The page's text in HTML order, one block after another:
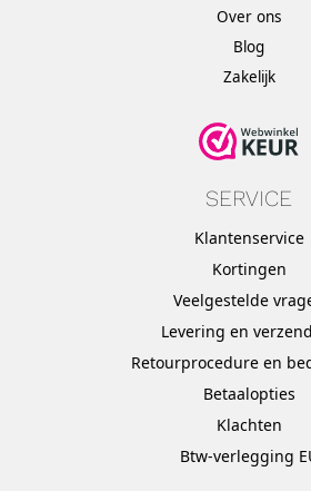
Over ons
Blog
Zakelijk
SERVICE
Klantenservice
Kortingen
Veelgestelde
Levering en
Retourprocedure en
Betaalopties
Klachten
Btw-verlegging